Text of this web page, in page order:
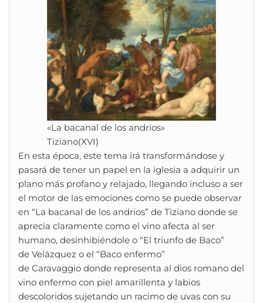
«La bacanal de los andrios»
Tiziano(XVI)
En esta época, este tema irá transformándose y
pasará de tener un papel en la iglesia a adquirir un
plano más profano y relajado, llegando incluso a ser
el motor de las emociones como se puede observar
en “La bacanal de los andrios” de Tiziano donde se
aprecia claramente como el vino afecta al ser
humano, desinhibiéndole o “El triunfo de Baco”
de Velázquez o el “Baco enfermo”
de Caravaggio donde representa al dios romano del
vino enfermo con piel amarillenta y labios
descoloridos sujetando un racimo de uvas con su